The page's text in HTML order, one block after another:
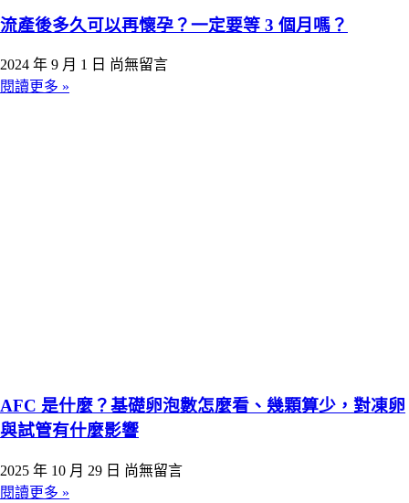
流產後多久可以再懷孕？一定要等 3 個月嗎？
2024 年 9 月 1 日 尚無留言
閱讀更多 »
AFC 是什麼？基礎卵泡數怎麼看、幾顆算少，對凍卵
與試管有什麼影響
2025 年 10 月 29 日 尚無留言
閱讀更多 »